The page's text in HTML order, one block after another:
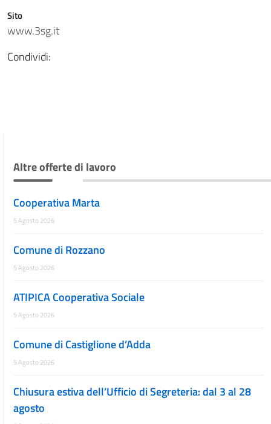
Sito
www.3sg.it
Condividi:
Altre offerte di lavoro
Cooperativa Marta
5 Agosto 2026
Comune di Rozzano
5 Agosto 2026
ATIPICA Cooperativa Sociale
5 Agosto 2026
Comune di Castiglione d’Adda
5 Agosto 2026
Chiusura estiva dell’Ufficio di Segreteria: dal 3 al 28
agosto